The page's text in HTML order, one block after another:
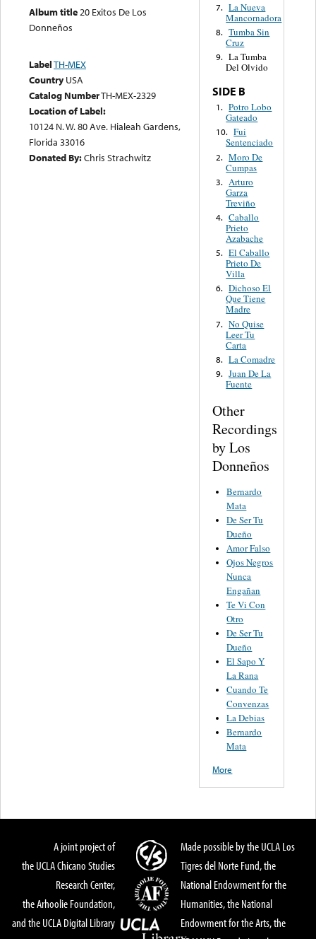
Album title20 Exitos De Los
Donneños
LabelTH-MEX
Country USA
Catalog NumberTH-MEX-2329
Location of Label:
10124 N. W. 80 Ave. Hialeah Gardens,
Florida 33016
Donated By:Chris Strachwitz
7. La Nueva
Mancornadora
8. Tumba Sin
Cruz
9. La Tumba
Del Olvido
SIDE B
1. Potro Lobo
Gateado
10. Fui
Sentenciado
2. Moro De
Cumpas
3. Arturo
Garza
Treviño
4. Caballo
Prieto
Azabache
5. El Caballo
Prieto De
Villa
6. Dichoso El
Que Tiene
Madre
7. No Quise
Leer Tu
Carta
8. La Comadre
9. Juan De La
Fuente
Other
Recordings
by Los
Donneños
Bernardo
Mata
De Ser Tu
Dueño
Amor Falso
Ojos Negros
Nunca
Engañan
Te Vi Con
Otro
De Ser Tu
Dueño
El Sapo Y
La Rana
Cuando Te
Convenzas
La Debias
Bernardo
Mata
More
A joint project of
the UCLA Chicano Studies
Research Center,
the Arhoolie Foundation,
and the UCLA Digital Library
Made possible by the UCLA Los
Tigres del Norte Fund, the
National Endowment for the
Humanities, the National
Endowment for the Arts, the